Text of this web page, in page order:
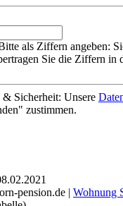
Sie die Ziffern in
Sicherheit: Unsere
zustimmen.
8.02.2021
pension.de | Wohnung